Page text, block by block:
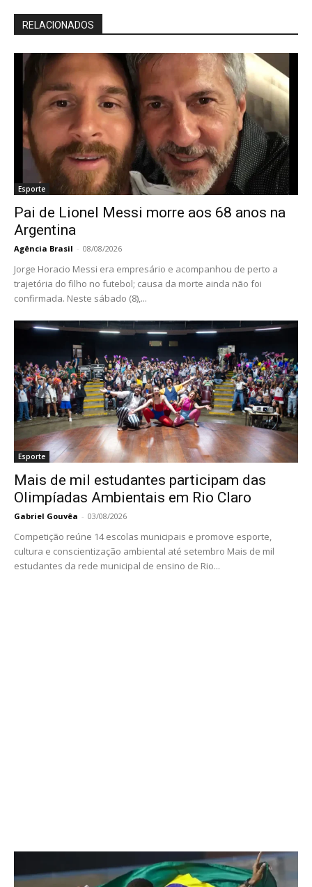
RELACIONADOS
Esporte
Pai de Lionel Messi morre aos 68 anos na
Argentina
Agência Brasil - 08/08/2026
Jorge Horacio Messi era empresário e acompanhou de perto a
trajetória do filho no futebol; causa da morte ainda não foi
confirmada. Neste sábado (8),...
Esporte
Mais de mil estudantes participam das
Olimpíadas Ambientais em Rio Claro
Gabriel Gouvêa - 03/08/2026
Competição reúne 14 escolas municipais e promove esporte,
cultura e conscientização ambiental até setembro Mais de mil
estudantes da rede municipal de ensino de Rio...